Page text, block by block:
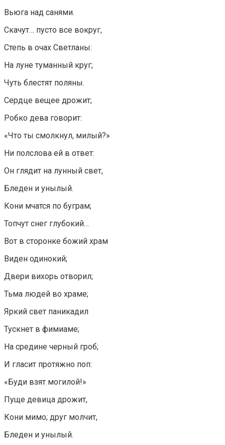
Вьюга над санями.
Скачут… пусто все вокруг,
Степь в очах Светланы:
На луне туманный круг;
Чуть блестят поляны.
Сердце вещее дрожит;
Робко дева говорит:
«Что ты смолкнул, милый?»
Ни полслова ей в ответ:
Он глядит на лунный свет,
Бледен и унылый.
Кони мчатся по буграм;
Топчут снег глубокий…
Вот в сторонке божий храм
Виден одинокий;
Двери вихорь отворил;
Тьма людей во храме;
Яркий свет паникадил
Тускнет в фимиаме;
На средине черный гроб;
И гласит протяжно поп:
«Буди взят могилой!»
Пуще девица дрожит,
Кони мимо; друг молчит,
Бледен и унылый.